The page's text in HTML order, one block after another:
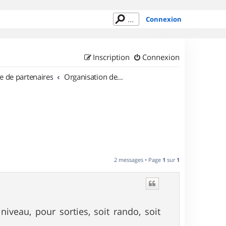
Connexion
Connexion
Inscription
de partenaires Organisation de sorties en région Provence Alpes Côte d'Azur
2 messages • Page 1 sur 1
pour sorties, soit rando, soit